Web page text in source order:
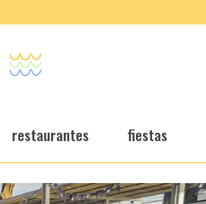
restaurantes fiestas